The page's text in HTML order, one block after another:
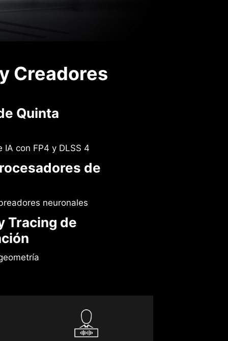
Creadores
Quinta
con FP4 y DLSS 4
de
neuronales
Tracing de